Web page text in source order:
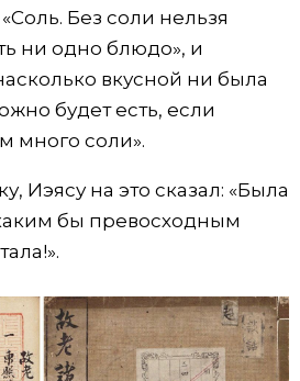
Без соли нельзя
ни одно блюдо», и
вкусной ни была
будет есть, если
много соли».
Иэясу на это сказал: «Была
бы превосходным